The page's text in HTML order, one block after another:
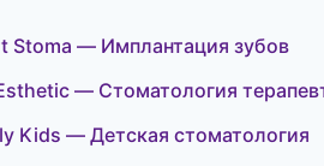
Stoma — Имплантация зубов
— Стоматология
Kids — Детская стоматология